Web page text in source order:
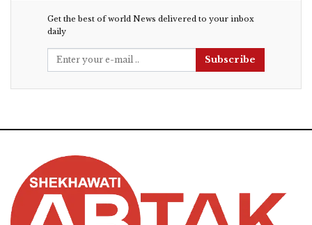
Get the best of world News delivered to your inbox
daily
Subscribe